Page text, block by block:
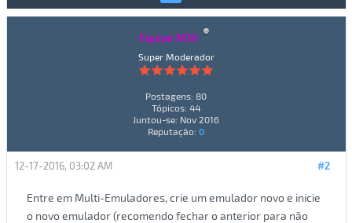
Equipe NOX
Super Moderador
Postagens: 80
Tópicos: 44
Juntou-se: Nov 2016
Reputação: 0
#2
12-17-2016, 03:02 AM
Entre em Multi-Emuladores, crie um emulador novo e inicie
o novo emulador (recomendo fechar o anterior para não